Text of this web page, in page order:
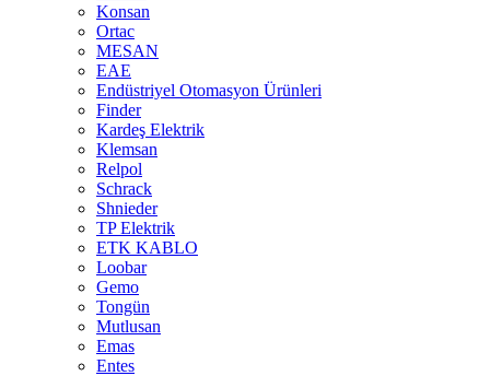
Konsan
Ortac
MESAN
EAE
Endüstriyel Otomasyon Ürünleri
Finder
Kardeş Elektrik
Klemsan
Relpol
Schrack
Shnieder
TP Elektrik
ETK KABLO
Loobar
Gemo
Tongün
Mutlusan
Emas
Entes